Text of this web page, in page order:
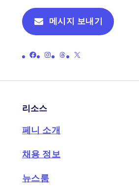
메시지 보내기
페니의 공식 페이스북 페이지 링크 페니의 공식 인스타그램 페이지 링크 페니의 공식 스레드 페이지로 연결되는 링크 페니의 공식 X(이전 트위터) 페이지로 연결되는 링크
리소스
페니 소개
채용 정보
뉴스룸